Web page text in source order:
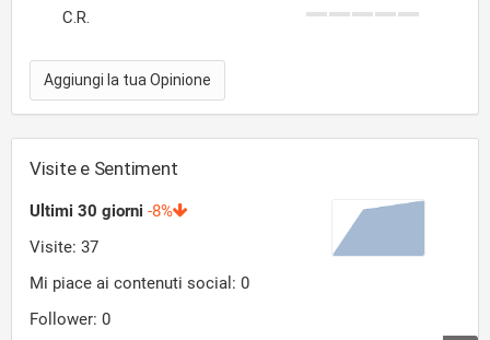
C.R.
Aggiungi la tua Opinione
Visite e Sentiment